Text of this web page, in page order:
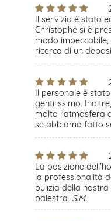
Il servizio è stato
Christophe si è
modo
ricerca di un
bagagli
apprezzato anche
sostenibilità e il
La posizione era
Montmartre ma al
strade principali,
D.Z.
Il personale è
gentilissimo.
molto l'atmosfera
se abbiamo fatto
veloce, era
La posizione
la professionalità
pulizia della
palestra. S.M.